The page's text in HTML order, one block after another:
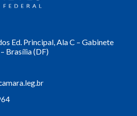
Ed. Principal, Ala C – Gabinete
Brasília (DF)